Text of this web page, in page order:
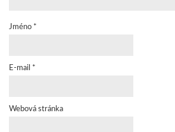
Jméno *
E-mail *
Webová stránka